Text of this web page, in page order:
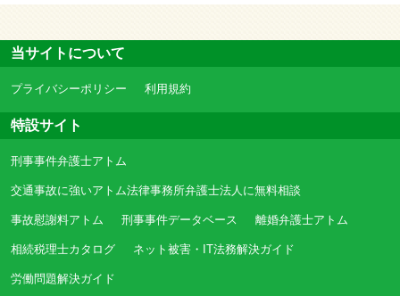
当サイトについて
プライバシーポリシー 利用規約
特設サイト
刑事事件弁護士アトム
交通事故に強いアトム法律事務所弁護士法人に無料相談
事故慰謝料アトム 刑事事件データベース 離婚弁護士アトム
相続税理士カタログ ネット被害・IT法務解決ガイド
労働問題解決ガイド